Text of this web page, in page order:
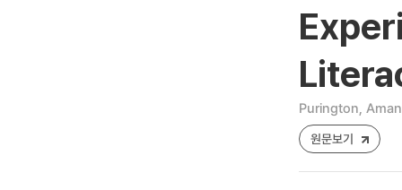
Purington,
원문보기